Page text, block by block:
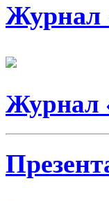
Журнал
Журнал